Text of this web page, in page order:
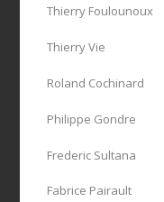
Thierry Foulounoux
Thierry Vie
Roland Cochinard
Philippe Gondre
Frederic Sultana
Fabrice Pairault